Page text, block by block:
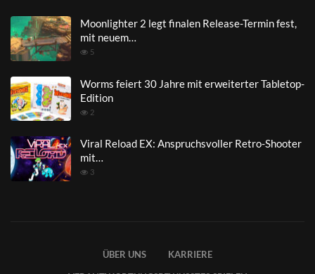
Moonlighter 2 legt finalen Release-Termin fest,
mit neuem…
5
Worms feiert 30 Jahre mit erweiterter Tabletop-
Edition
2
Viral Reload EX: Anspruchsvoller Retro-Shooter
mit…
3
ÜBER UNS
KARRIERE